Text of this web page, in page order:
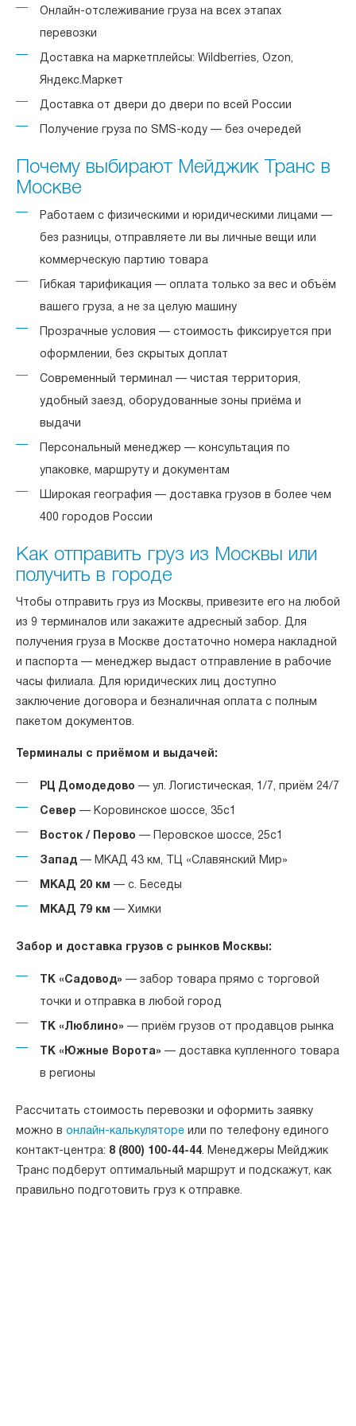
Онлайн-отслеживание груза на всех этапах
перевозки
Доставка на маркетплейсы: Wildberries, Ozon,
Яндекс.Маркет
Доставка от двери до двери по всей России
Получение груза по SMS-коду — без очередей
Почему выбирают Мейджик Транс в
Москве
Работаем с физическими и юридическими лицами —
без разницы, отправляете ли вы личные вещи или
коммерческую партию товара
Гибкая тарификация — оплата только за вес и объём
вашего груза, а не за целую машину
Прозрачные условия — стоимость фиксируется при
оформлении, без скрытых доплат
Современный терминал — чистая территория,
удобный заезд, оборудованные зоны приёма и
выдачи
Персональный менеджер — консультация по
упаковке, маршруту и документам
Широкая география — доставка грузов в более чем
400 городов России
Как отправить груз из Москвы или
получить в городе
Чтобы отправить груз из Москвы, привезите его на любой
из 9 терминалов или закажите адресный забор. Для
получения груза в Москве достаточно номера накладной
и паспорта — менеджер выдаст отправление в рабочие
часы филиала. Для юридических лиц доступно
заключение договора и безналичная оплата с полным
пакетом документов.
Терминалы с приёмом и выдачей:
РЦ Домодедово — ул. Логистическая, 1/7, приём 24/7
Север — Коровинское шоссе, 35с1
Восток / Перово — Перовское шоссе, 25с1
Запад — МКАД 43 км, ТЦ «Славянский Мир»
МКАД 20 км — с. Беседы
МКАД 79 км — Химки
Забор и доставка грузов с рынков Москвы:
ТК «Садовод» — забор товара прямо с торговой
точки и отправка в любой город
ТК «Люблино» — приём грузов от продавцов рынка
ТК «Южные Ворота» — доставка купленного товара
в регионы
Рассчитать стоимость перевозки и оформить заявку
можно в онлайн-калькуляторе или по телефону единого
контакт-центра: 8 (800) 100-44-44. Менеджеры Мейджик
Транс подберут оптимальный маршрут и подскажут, как
правильно подготовить груз к отправке.